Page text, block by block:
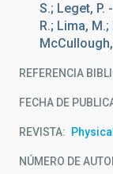
S.; Leget, P.
R.; Lima,
REFERENCIA
FECHA DE
REVISTA
NÚMERO DE